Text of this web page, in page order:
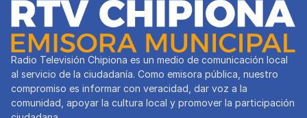
Radio Televisión Chipiona es un medio de comunicación local
al servicio de la ciudadanía. Como emisora pública, nuestro
compromiso es informar con veracidad, dar voz a la
comunidad, apoyar la cultura local y promover la participación